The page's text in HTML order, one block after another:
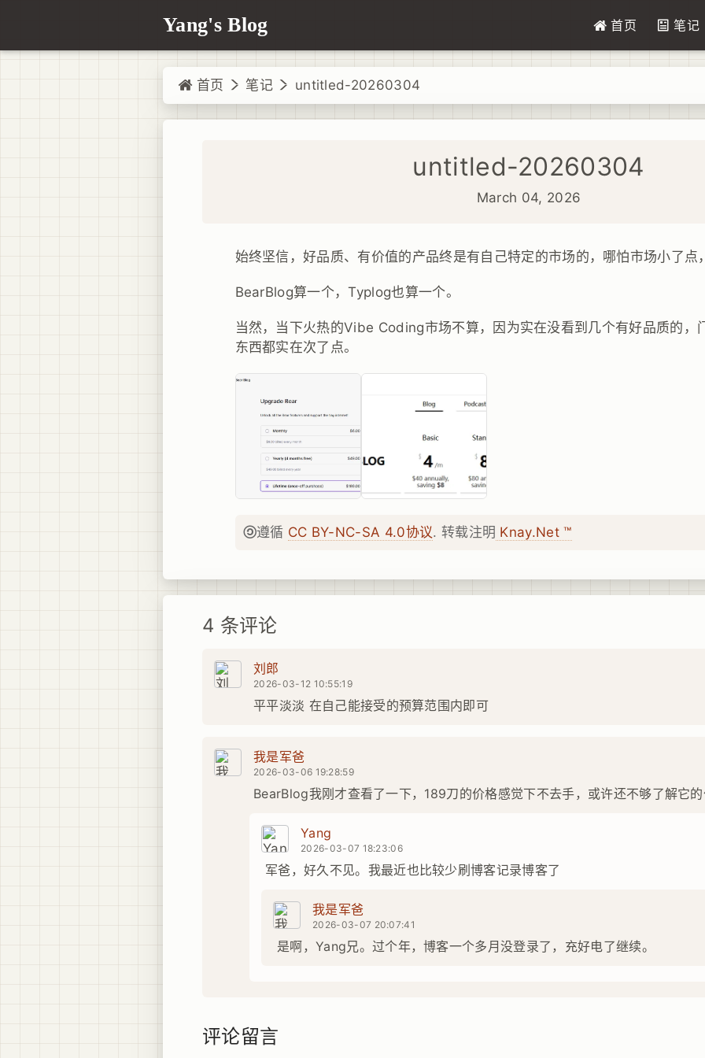
Yang's Blog 首页 笔记
首页 笔记 untitled-20260304
untitled-20260304
March 04, 2026
始终坚信，好品质、有价值的产品终是有自己特定的市场的，哪怕市场小了点
BearBlog算一个，Typlog也算一个。
当然，当下火热的Vibe Coding市场不算，因为实在没看到几个有好品质的，
东西都实在次了点。
遵循 CC BY-NC-SA 4.0协议. 转载注明 Knay.Net ™
4 条评论
刘郎
2026-03-12 10:55:19
平平淡淡 在自己能接受的预算范围内即可
我是军爸
2026-03-06 19:28:59
BearBlog我刚才查看了一下，189刀的价格感觉下不去手，或许还不够了解它
Yang
2026-03-07 18:23:06
军爸，好久不见。我最近也比较少刷博客记录博客了
我是军爸
2026-03-07 20:07:41
是啊，Yang兄。过个年，博客一个多月没登录了，充好电了继续。
评论留言